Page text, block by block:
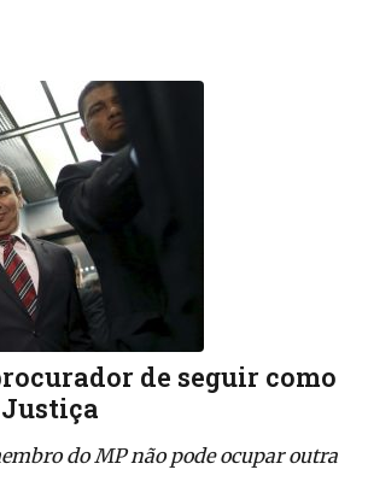
de seguir como
do MP não pode ocupar outra